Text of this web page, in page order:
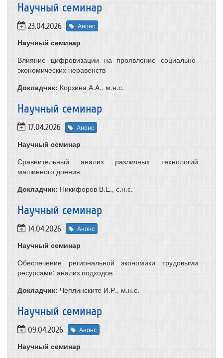
​Научный семинар
23.04.2026 Анонс
Научный семинар
Влияние цифровизации на проявление социально-
экономических неравенств
Докладчик: Корзина А.А., м.н.с.
​Научный семинар
17.04.2026 Анонс
Научный семинар
Сравнительный анализ различных технологий
машинного доения
Докладчик: Никифоров В.Е., с.н.с.
​Научный семинар
14.04.2026 Анонс
Научный семинар
Обеспечение региональной экономики трудовыми
ресурсами: анализ подходов
Докладчик: Чеплинските И.Р., м.н.с.
​Научный семинар
09.04.2026 Анонс
Научный семинар